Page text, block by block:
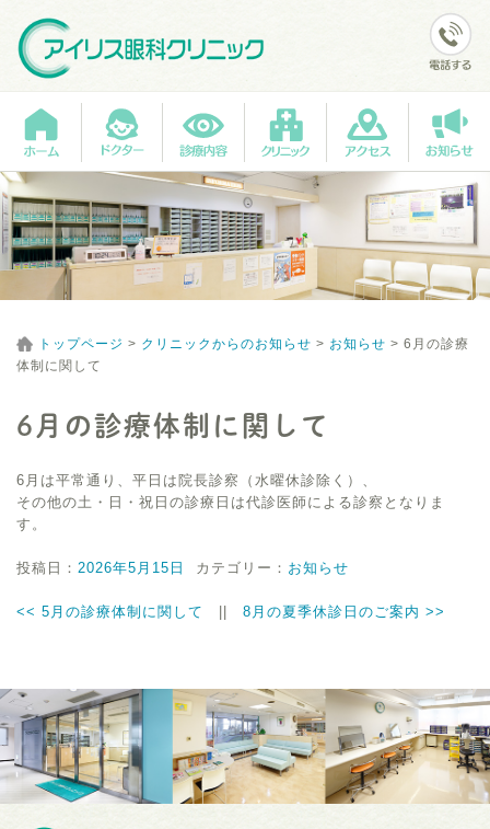
トップページ > クリニックからのお知らせ > お知らせ > 6月の診療
体制に関して
6月の診療体制に関して
6月は平常通り、平日は院長診察（水曜休診除く）、
その他の土・日・祝日の診療日は代診医師による診察となりま
す。
投稿日： 2026年5月15日 カテゴリー： お知らせ
<< 5月の診療体制に関して 8月の夏季休診日のご案内 >>